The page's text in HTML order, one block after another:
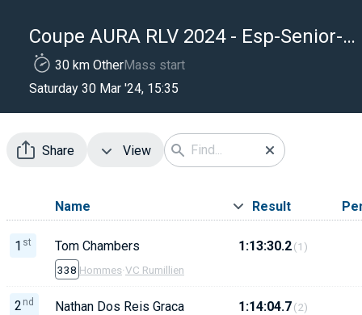
Coupe AURA RLV 2024 - Esp-Senior-M35
30 km OtherMass start
Saturday 30 Mar '24, 15:35
Share View
Name Result
1 st Tom Chambers
338 Hommes·VC Rumillien
1:13:30.2(1)
2 nd Nathan Dos Reis Graca 1:14:04.7(2)